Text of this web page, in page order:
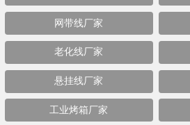
网带线厂家
老化线厂家
悬挂线厂家
工业烤箱厂家